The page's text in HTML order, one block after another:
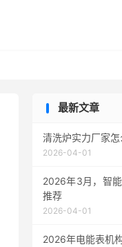
最新文章
清洗炉实力厂家
2026-04-01
2026年3月，智
推荐
2026-04-01
2026年电能表机